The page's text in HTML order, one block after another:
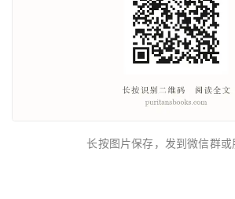
长按图片保存，发到微信群或